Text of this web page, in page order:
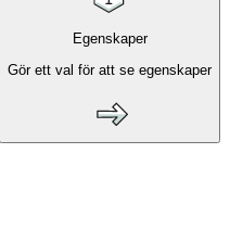
Egenskaper
Gör ett val för att se egenskaper